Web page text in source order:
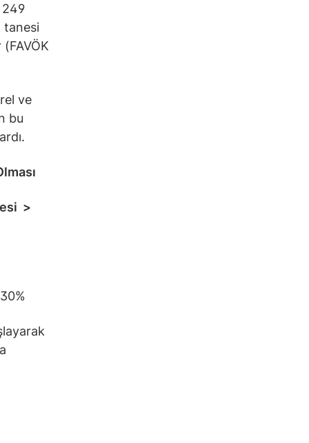
249
tanesi
ve
bu
>
30%